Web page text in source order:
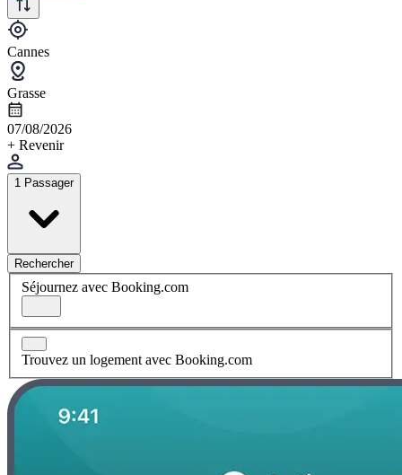
Cannes
Grasse
07/08/2026
+ Revenir
1 Passager
Rechercher
Séjournez avec Booking.com
Trouvez un logement avec Booking.com